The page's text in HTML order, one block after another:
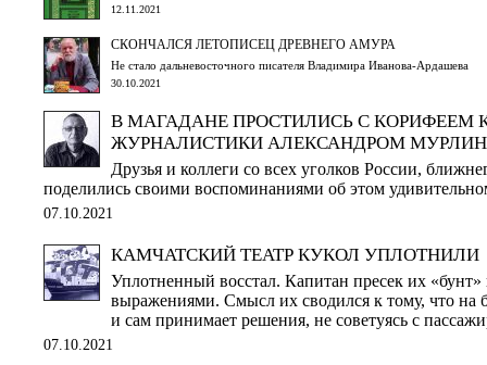
12.11.2021
СКОНЧАЛСЯ ЛЕТОПИСЕЦ ДРЕВНЕГО АМУРА
Не стало дальневосточного писателя Владимира Иванова-Ардашева
30.10.2021
В МАГАДАНЕ ПРОСТИЛИСЬ С КОРИФЕЕМ
ЖУРНАЛИСТИКИ АЛЕКСАНДРОМ
Друзья и коллеги со всех уголков России,
поделились своими воспоминаниями об этом
07.10.2021
КАМЧАТСКИЙ ТЕАТР КУКОЛ УПЛОТНИЛИ
Уплотненный восстал. Капитан пресек их
выражениями. Смысл их сводился к тому, что на
и сам принимает решения, не советуясь с
07.10.2021